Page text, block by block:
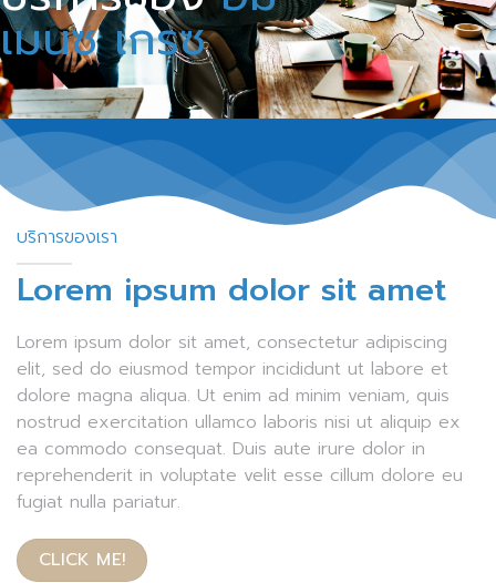
เมนซ เกรซ
บริการของเรา
Lorem ipsum dolor sit amet
Lorem ipsum dolor sit amet, consectetur adipiscing
elit, sed do eiusmod tempor incididunt ut labore et
dolore magna aliqua. Ut enim ad minim veniam, quis
nostrud exercitation ullamco laboris nisi ut aliquip ex
ea commodo consequat. Duis aute irure dolor in
reprehenderit in voluptate velit esse cillum dolore eu
fugiat nulla pariatur.
CLICK ME!